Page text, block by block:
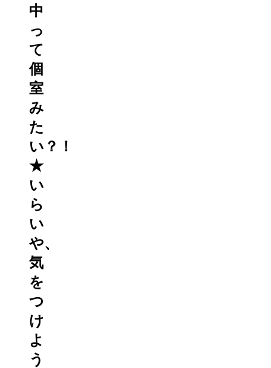
中
っ
て
個
室
み
た
い？！
★
い
ら
い
や、
気
を
つ
け
よ
う